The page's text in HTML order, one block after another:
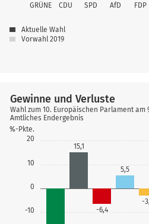
GRÜNE CDU SPD AfD FDP
Aktuelle Wahl
Vorwahl 2019
-10
0
10
20
%-Pkte.
15,1
-6,4
5,5
-
Gewinne und Verluste
Wahl zum 10. Europäischen Parlament am
Amtliches Endergebnis